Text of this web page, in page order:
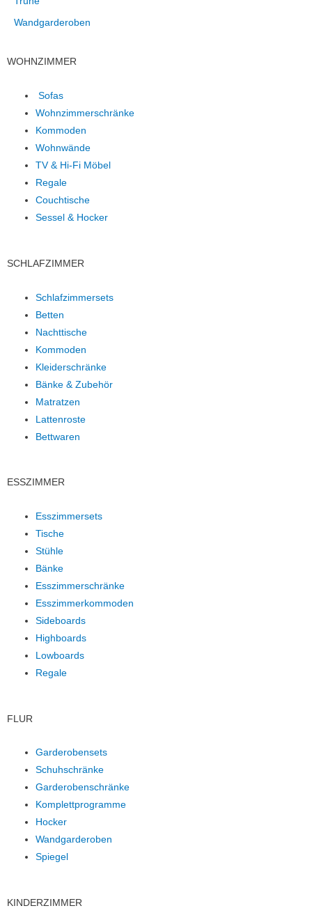
Wandgarderoben
WOHNZIMMER
Sofas
Wohnzimmerschränke
Kommoden
Wohnwände
TV & Hi-Fi Möbel
Regale
Couchtische
Sessel & Hocker
SCHLAFZIMMER
Schlafzimmersets
Betten
Nachttische
Kommoden
Kleiderschränke
Bänke & Zubehör
Matratzen
Lattenroste
Bettwaren
ESSZIMMER
Esszimmersets
Tische
Stühle
Bänke
Esszimmerschränke
Esszimmerkommoden
Sideboards
Highboards
Lowboards
Regale
FLUR
Garderobensets
Schuhschränke
Garderobenschränke
Komplettprogramme
Hocker
Wandgarderoben
Spiegel
KINDERZIMMER